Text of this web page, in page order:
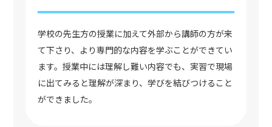
学校の先生方の授業に加えて外部から講師の方が来
て下さり、より専門的な内容を学ぶことができてい
ます。授業中には理解し難い内容でも、実習で現場
に出てみると理解が深まり、学びを結びつけること
ができました。